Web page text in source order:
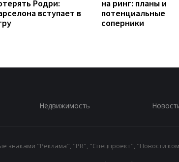
Родри:
вступает в
на ринг: планы и
потенциальные
соперники
Недвижимость
знаками "Реклама", "PR", "Спецпроект", "Новости